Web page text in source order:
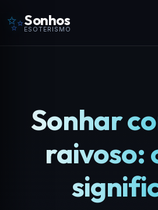
✨Sonhos
ESOTERISMO
Sonhar
raivoso: